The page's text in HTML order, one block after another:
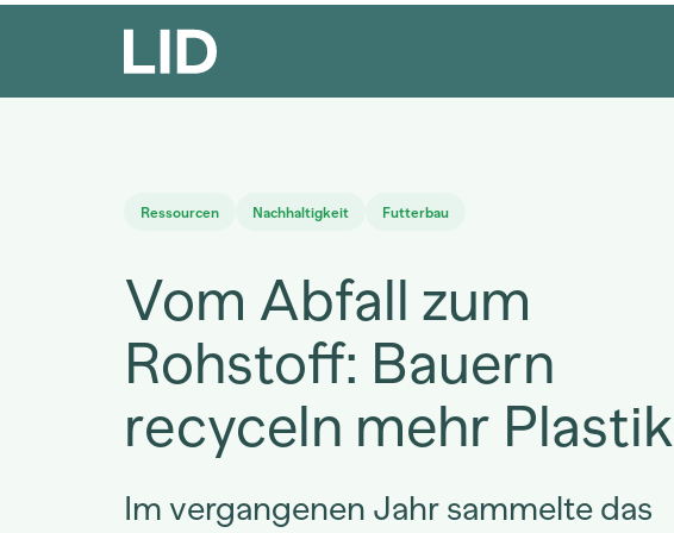
Ressourcen Nachhaltigkeit Futterbau
Vom Abfall zum
Rohstoff: Bauern
recyceln mehr Plastik
Im vergangenen Jahr sammelte das